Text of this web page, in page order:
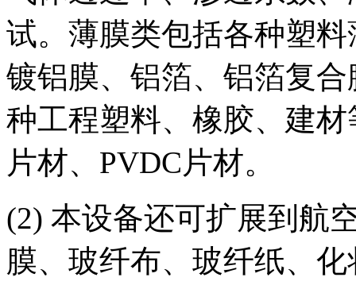
试。薄膜类包括各种塑
镀铝膜、铝箔、铝箔复
种工程塑料、橡胶、建
片材、PVDC片材。
(2) 本设备还可扩展到航
膜、玻纤布、玻纤纸、